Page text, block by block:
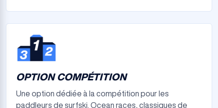
OPTION COMPÉTITION
Une option dédiée à la compétition pour les
paddleurs de surfski. Ocean races, classiques de